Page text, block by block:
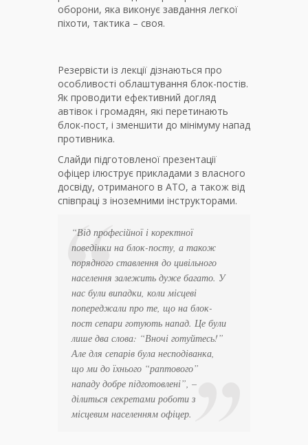
оборони, яка виконує завдання легкої
піхоти, тактика – своя.
Резервісти із лекції дізнаються про
особливості облаштування блок-постів.
Як проводити ефективний догляд
автівок і громадян, які перетинають
блок-пост, і зменшити до мінімуму напад
противника.
Слайди підготовленої презентації
офіцер ілюструє прикладами з власного
досвіду, отриманого в АТО, а також від
співпраці з іноземними інструкторами.
“Від професійної і коректної
поведінки на блок-посту, а також
порядного ставлення до цивільного
населення залежить дуже багато. У
нас були випадки, коли місцеві
попереджали про те, що на блок-
пост сепари готують напад. Це були
лише два слова: “Вночі готуйтесь!”
Але для сепарів була несподіванка,
що ми до їхнього “раптового”
нападу добре підготовлені”, –
ділиться секретами роботи з
місцевим населенням офіцер.